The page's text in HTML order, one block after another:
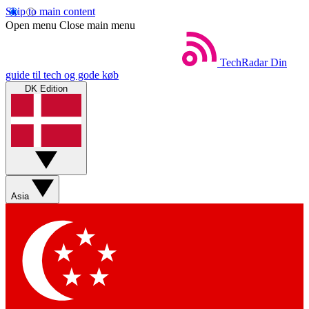
Skip to main content
Open menu Close main menu
TechRadar Din
guide til tech og gode køb
DK Edition
Asia